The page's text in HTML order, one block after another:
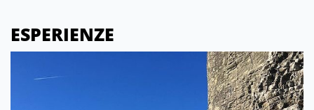
ESPERIENZE